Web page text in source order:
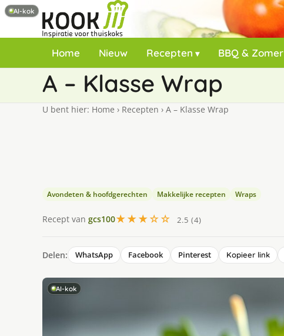
Home Nieuw Recepten BBQ & Zomer
A – Klasse Wrap
U bent hier: Home › Recepten › A – Klasse Wrap
Avondeten & hoofdgerechten Makkelijke recepten Wraps
Recept van gcs100★★★☆☆ 2.5 (4)
Delen: WhatsApp Facebook Pinterest Kopieer link
AI-kok
AI-kok